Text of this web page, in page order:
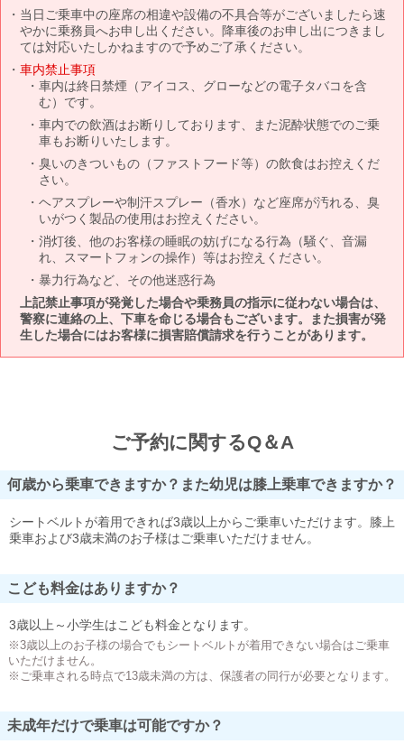
当日ご乗車中の座席の相違や設備の不具合等がございましたら速
やかに乗務員へお申し出ください。降車後のお申し出につきまし
ては対応いたしかねますので予めご了承ください。
車内禁止事項
車内は終日禁煙（アイコス、グローなどの電子タバコを含
む）です。
車内での飲酒はお断りしております、また泥酔状態でのご乗
車もお断りいたします。
臭いのきついもの（ファストフード等）の飲食はお控えくだ
さい。
ヘアスプレーや制汗スプレー（香水）など座席が汚れる、臭
いがつく製品の使用はお控えください。
消灯後、他のお客様の睡眠の妨げになる行為（騒ぐ、音漏
れ、スマートフォンの操作）等はお控えください。
暴力行為など、その他迷惑行為
上記禁止事項が発覚した場合や乗務員の指示に従わない場合は、
警察に連絡の上、下車を命じる場合もございます。また損害が発
生した場合にはお客様に損害賠償請求を行うことがあります。
ご予約に関するQ＆A
何歳から乗車できますか？また幼児は膝上乗車できますか？
シートベルトが着用できれば3歳以上からご乗車いただけます。膝上
乗車および3歳未満のお子様はご乗車いただけません。
こども料金はありますか？
3歳以上～小学生はこども料金となります。
※3歳以上のお子様の場合でもシートベルトが着用できない場合はご乗車
いただけません。
※ご乗車される時点で13歳未満の方は、保護者の同行が必要となります。
未成年だけで乗車は可能ですか？